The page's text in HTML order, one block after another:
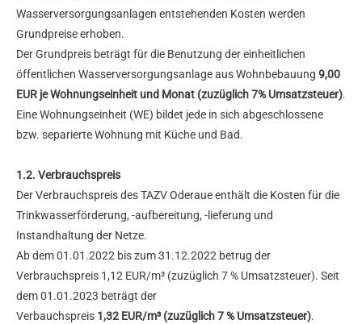
Wasserversorgungsanlagen entstehenden Kosten werden
Grundpreise erhoben.
Der Grundpreis beträgt für die Benutzung der einheitlichen
öffentlichen Wasserversorgungsanlage aus Wohnbebauung 9,00
EUR je Wohnungseinheit und Monat (zuzüglich 7% Umsatzsteuer).
Eine Wohnungseinheit (WE) bildet jede in sich abgeschlossene
bzw. separierte Wohnung mit Küche und Bad.
1.2. Verbrauchspreis
Der Verbrauchspreis des TAZV Oderaue enthält die Kosten für die
Trinkwasserförderung, -aufbereitung, -lieferung und
Instandhaltung der Netze.
Ab dem 01.01.2022 bis zum 31.12.2022 betrug der
Verbrauchspreis 1,12 EUR/m³ (zuzüglich 7 % Umsatzsteuer). Seit
dem 01.01.2023 beträgt der
Verbauchspreis 1,32 EUR/m³ (zuzüglich 7 % Umsatzsteuer).